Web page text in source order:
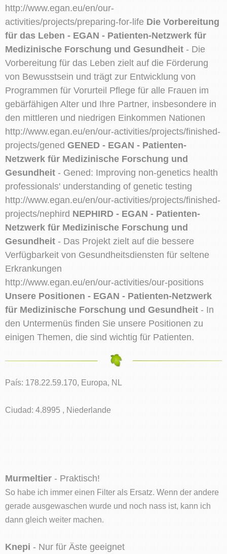
http://www.egan.eu/en/our-
activities/projects/preparing-for-life Die Vorbereitung
für das Leben - EGAN - Patienten-Netzwerk für
Medizinische Forschung und Gesundheit - Die
Vorbereitung für das Leben zielt auf die Förderung
von Bewusstsein und trägt zur Entwicklung von
Programmen für Vorurteil Pflege für alle Frauen im
gebärfähigen Alter und Ihre Partner, insbesondere in
den mittleren und niedrigen Einkommen Nationen
http://www.egan.eu/en/our-activities/projects/finished-
projects/gened GENED - EGAN - Patienten-
Netzwerk für Medizinische Forschung und
Gesundheit - Gened: Improving non-genetics health
professionals' understanding of genetic testing
http://www.egan.eu/en/our-activities/projects/finished-
projects/nephird NEPHIRD - EGAN - Patienten-
Netzwerk für Medizinische Forschung und
Gesundheit - Das Projekt zielt auf die bessere
Verfügbarkeit von Gesundheitsdiensten für seltene
Erkrankungen
http://www.egan.eu/en/our-activities/our-positions
Unsere Positionen - EGAN - Patienten-Netzwerk
für Medizinische Forschung und Gesundheit - In
den Untermenüs finden Sie unsere Positionen zu
einigen Themen, die sind wichtig für Patienten.
País: 178.22.59.170, Europa, NL
Ciudad: 4.8995 , Niederlande
Murmeltier - Praktisch!
So habe ich immer einen Filter als Ersatz. Wenn der andere
gerade ausgewaschen wurde und noch nass ist, kann ich
dann gleich weiter machen.
Knepi - Nur für Äste geeignet